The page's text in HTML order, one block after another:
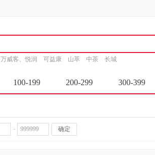
万威客、悦润 可益康 山萃 中茶 长城
100-199 200-299 300-399
确定